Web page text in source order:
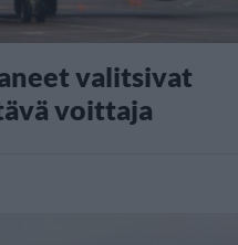
valitsivat
voittaja